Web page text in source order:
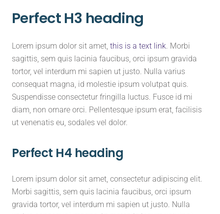
Perfect H3 heading
Lorem ipsum dolor sit amet, this is a text link. Morbi
sagittis, sem quis lacinia faucibus, orci ipsum gravida
tortor, vel interdum mi sapien ut justo. Nulla varius
consequat magna, id molestie ipsum volutpat quis.
Suspendisse consectetur fringilla luctus. Fusce id mi
diam, non ornare orci. Pellentesque ipsum erat, facilisis
ut venenatis eu, sodales vel dolor.
Perfect H4 heading
Lorem ipsum dolor sit amet, consectetur adipiscing elit.
Morbi sagittis, sem quis lacinia faucibus, orci ipsum
gravida tortor, vel interdum mi sapien ut justo. Nulla